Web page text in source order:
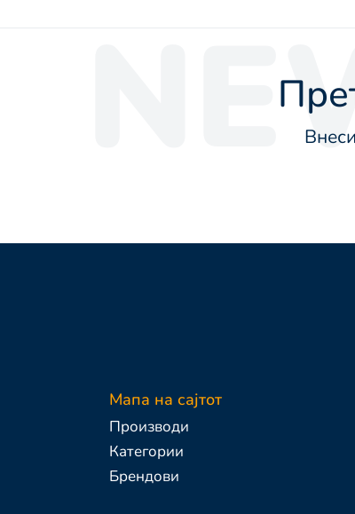
Мапа на сајтот
Производи
Категории
Брендови